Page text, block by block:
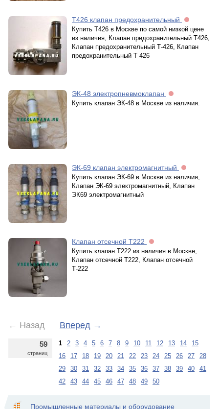
Т426 клапан предохранительный
Купить Т426 в Москве по самой низкой цене
из наличия, Клапан предохранительный Т426,
Клапан предохранительный Т-426, Клапан
предохранительный Т 426
ЭК-48 электропневмоклапан
Купить клапан ЭК-48 в Москве из наличия.
ЭК-69 клапан электромагнитный
Купить клапан ЭК-69 в Москве из наличия,
Клапан ЭК-69 электромагнитный, Клапан
ЭК69 электромагнитный
Клапан отсечной Т222
Купить клапан Т222 из наличия в Москве,
Клапан отсечной Т222, Клапан отсечной
Т-222
← Назад Вперед →
59
страниц
1 2 3 4 5 6 7 8 9 10 11 12 13 14
15
16
17 18 19 20 21 22 23 24 25 26 27
28
29
30 31 32 33 34 35 36 37 38 39 40
41
42
43 44 45 46 47 48 49 50
Промышленные материалы и оборудование